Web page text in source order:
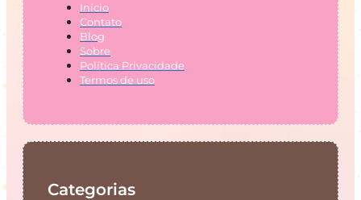
Início
Contato
Blog
Sobre
Política Privacidade
Termos de uso
Categorias